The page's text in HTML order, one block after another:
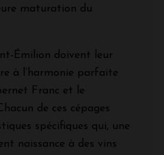
maturation du
Émilion doivent leur
à l’harmonie parfaite
Franc et le
de ces cépages
spécifiques qui, une
naissance à des vins